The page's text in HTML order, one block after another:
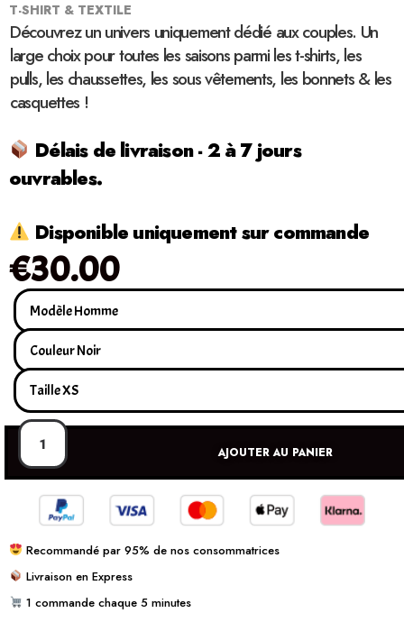
T-SHIRT & TEXTILE
Découvrez un univers uniquement dédié aux couples. Un
large choix pour toutes les saisons parmi les t-shirts, les
pulls, les chaussettes, les sous vêtements, les bonnets & les
casquettes !
Délais de livraison - 2 à 7 jours
ouvrables.
Disponible uniquement sur commande
€30.00
AJOUTER AU PANIER
Recommandé par 95% de nos consommatrices
Livraison en Express
1 commande chaque 5 minutes